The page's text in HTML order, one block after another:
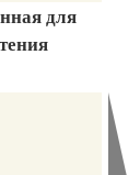
для